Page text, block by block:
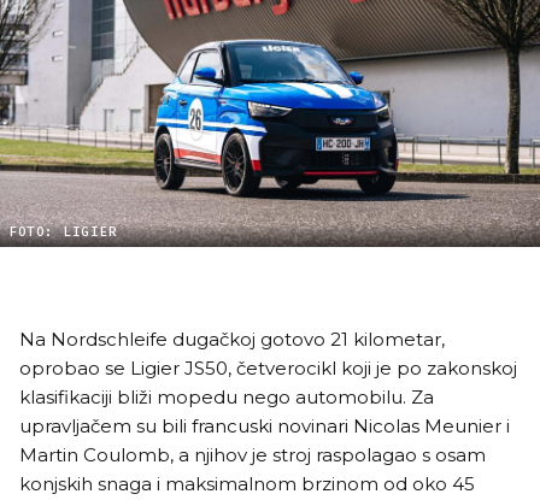
FOTO: LIGIER
Na Nordschleife dugačkoj gotovo 21 kilometar,
oprobao se Ligier JS50, četverocikl koji je po zakonskoj
klasifikaciji bliži mopedu nego automobilu. Za
upravljačem su bili francuski novinari Nicolas Meunier i
Martin Coulomb, a njihov je stroj raspolagao s osam
konjskih snaga i maksimalnom brzinom od oko 45